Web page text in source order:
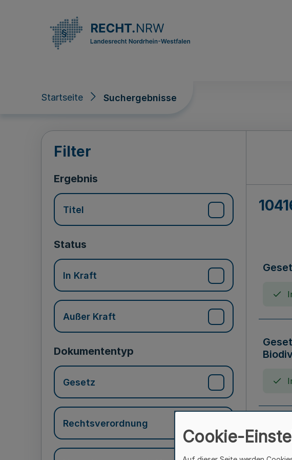
Startseite Suchergebnisse
Suchergebnisse
Filter
Ergebnis
Titel
Status
In Kraft
Außer Kraft
Dokumententyp
Gesetz
Rechtsverordnung
Cookie-